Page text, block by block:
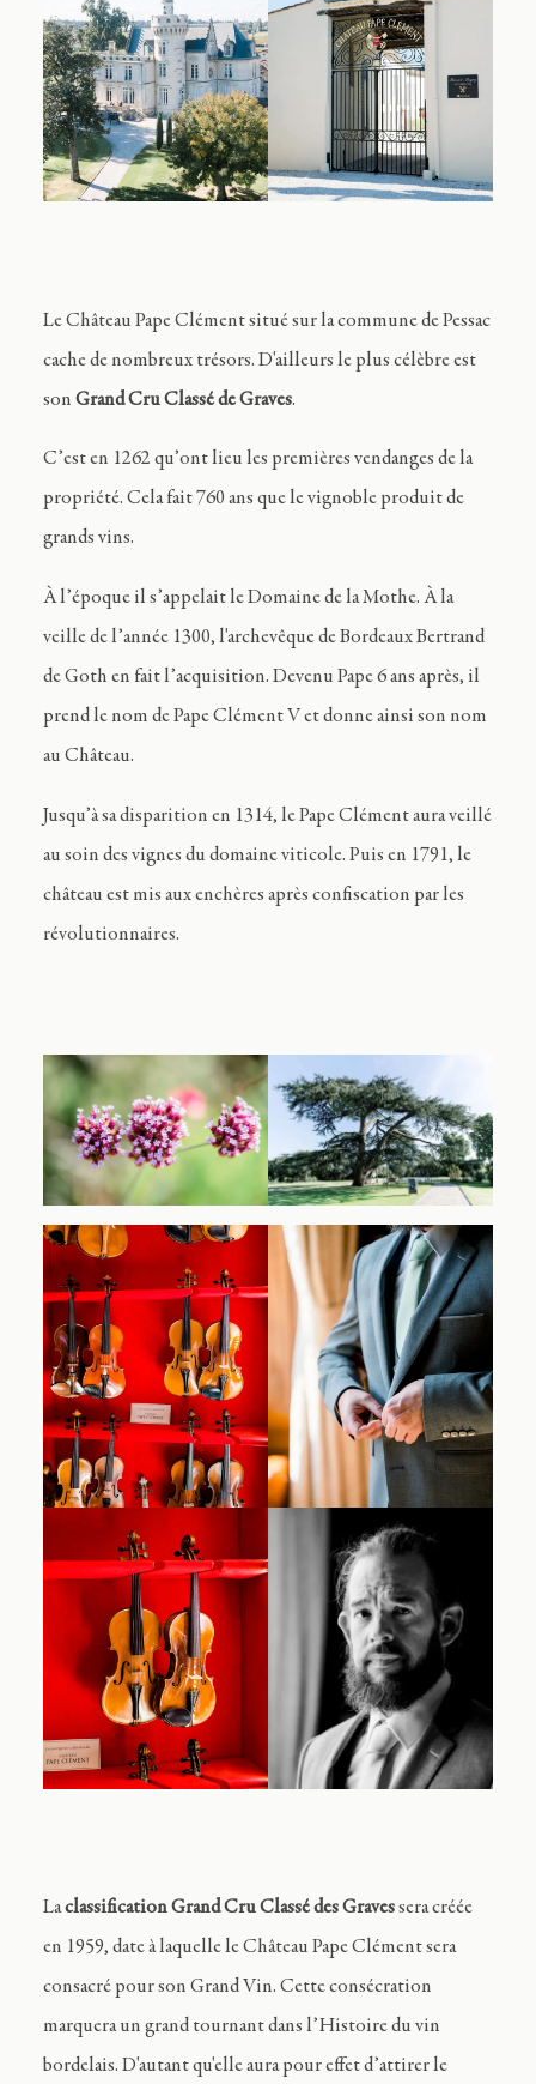
Le Château Pape Clément situé sur la commune de Pessac
cache de nombreux trésors. D'ailleurs le plus célèbre est
son Grand Cru Classé de Graves.
C’est en 1262 qu’ont lieu les premières vendanges de la
propriété. Cela fait 760 ans que le vignoble produit de
grands vins.
À l’époque il s’appelait le Domaine de la Mothe. À la
veille de l’année 1300, l'archevêque de Bordeaux Bertrand
de Goth en fait l’acquisition. Devenu Pape 6 ans après, il
prend le nom de Pape Clément V et donne ainsi son nom
au Château.
Jusqu’à sa disparition en 1314, le Pape Clément aura veillé
au soin des vignes du domaine viticole. Puis en 1791, le
château est mis aux enchères après confiscation par les
révolutionnaires.
Laclassification Grand Cru Classé des Gravessera créée
en 1959, date à laquelle le Château Pape Clément sera
consacré pour son Grand Vin. Cette consécration
marquera un grand tournant dans l’Histoire du vin
bordelais. D'autant qu'elle aura pour effet d’attirer le